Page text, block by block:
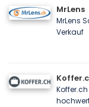
MrLens
MrLens
Verkauf